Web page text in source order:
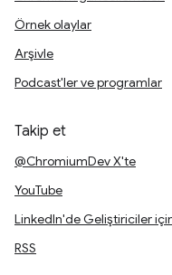
Örnek olaylar
Arşivle
Podcast'ler ve programlar
Takip et
@ChromiumDev X'te
YouTube
LinkedIn'de Geliştiriciler
RSS